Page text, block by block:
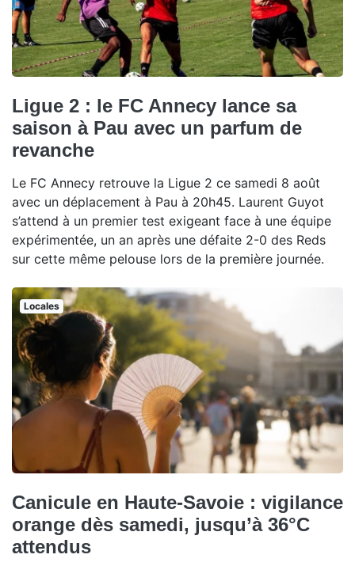
Ligue 2 : le FC Annecy lance sa
saison à Pau avec un parfum de
revanche
Le FC Annecy retrouve la Ligue 2 ce samedi 8 août
avec un déplacement à Pau à 20h45. Laurent Guyot
s’attend à un premier test exigeant face à une équipe
expérimentée, un an après une défaite 2-0 des Reds
sur cette même pelouse lors de la première journée.
Locales
Canicule en Haute-Savoie : vigilance
orange dès samedi, jusqu’à 36°C
attendus